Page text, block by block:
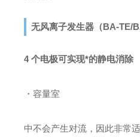
无风离子发生器（BA-TE/
4 个电极可实现*的静电消除
・容量室
中不会产生对流，因此非常